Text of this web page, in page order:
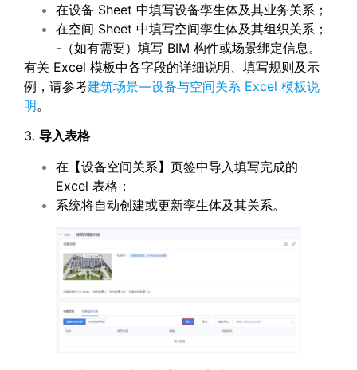
在设备 Sheet 中填写设备孪生体及其业务关系；
在空间 Sheet 中填写空间孪生体及其组织关系；
-（如有需要）填写 BIM 构件或场景绑定信息。
有关 Excel 模板中各字段的详细说明、填写规则及示
例，请参考建筑场景—设备与空间关系 Excel 模板说
明。
3. 导入表格
在【设备空间关系】页签中导入填写完成的
Excel 表格；
系统将自动创建或更新孪生体及其关系。